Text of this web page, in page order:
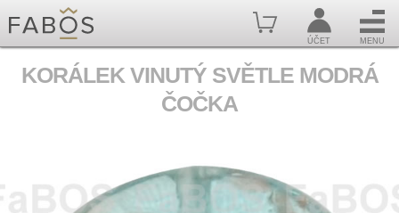
ÚČET MENU
KORÁLEK VINUTÝ SVĚTLE MODRÁ
ČOČKA